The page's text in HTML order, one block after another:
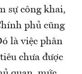
sự công khai,
phủ cũng
là việc phân
chưa được